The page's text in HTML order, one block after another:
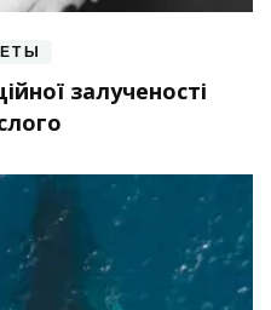
залученості